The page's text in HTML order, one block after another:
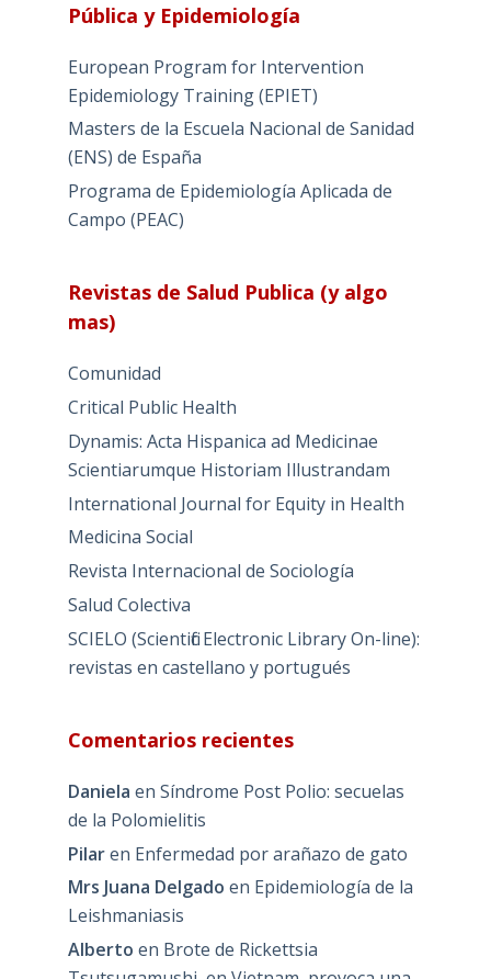
Pública y Epidemiología
European Program for Intervention
Epidemiology Training (EPIET)
Masters de la Escuela Nacional de Sanidad
(ENS) de España
Programa de Epidemiología Aplicada de
Campo (PEAC)
Revistas de Salud Publica (y algo
mas)
Comunidad
Critical Public Health
Dynamis: Acta Hispanica ad Medicinae
Scientiarumque Historiam Illustrandam
International Journal for Equity in Health
Medicina Social
Revista Internacional de Sociología
Salud Colectiva
SCIELO (Scientific Electronic Library On-line):
revistas en castellano y portugués
Comentarios recientes
Daniela en Síndrome Post Polio: secuelas
de la Polomielitis
Pilaren Enfermedad por arañazo de gato
Mrs Juana Delgado en Epidemiología de la
Leishmaniasis
Alberto en Brote de Rickettsia